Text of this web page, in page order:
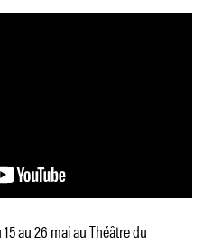
au 26 mai au Théâtre du